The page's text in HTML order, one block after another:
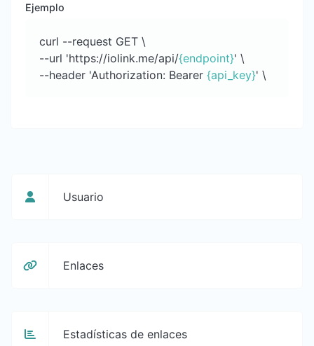
Ejemplo
curl --request GET \
--url 'https://iolink.me/api/{endpoint}' \
--header 'Authorization: Bearer {api_key}' \
Usuario
Enlaces
Estadísticas de enlaces